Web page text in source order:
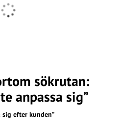
sökrutan:
anpassa sig”
sig efter kunden”